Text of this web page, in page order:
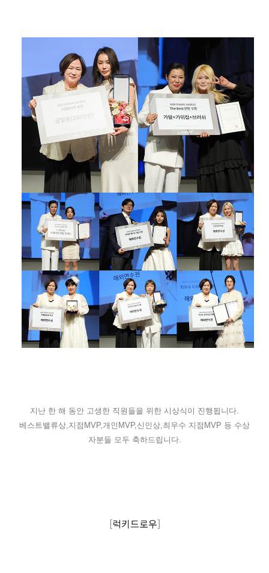
지난 한 해 동안 고생한 직원들을 위한 시상식이 진행됩니다.
베스트밸류상,지점MVP,개인MVP,신인상,최우수 지점MVP 등 수상
자분들 모두 축하드립니다.
[럭키드로우]